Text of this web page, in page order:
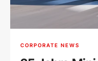
CORPORATE NEWS